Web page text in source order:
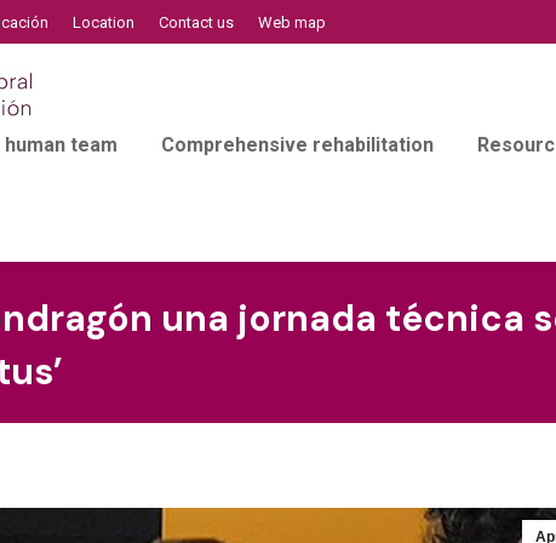
Location Contact us Web map
team Comprehensive rehabilitation
una jornada técnica